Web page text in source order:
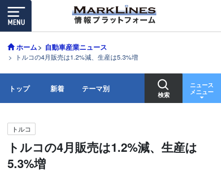
ホーム 自動車産業ニュース
トルコの4月販売は1.2%減、生産は5.3%増
トップ 新着 テーマ別
検索
ニュース
メニュー
トルコ
トルコの4月販売は1.2%減、生産は
5.3%増